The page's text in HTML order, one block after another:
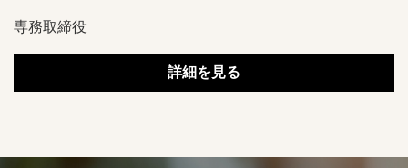
専務取締役
詳細を見る